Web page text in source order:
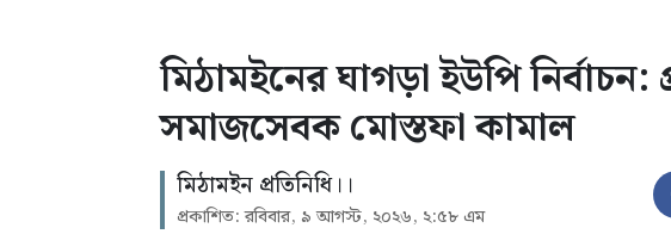
মিঠামইনের ঘাগড়া ইউপি
সমাজসেবক মোস্তফা কামাল
মিঠামইন প্রতিনিধি।।
প্রকাশিত: রবিবার, ৯ আগস্ট, ২০২৬, ২:৫৮ এম